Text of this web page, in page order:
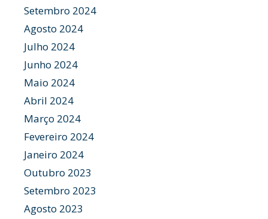
Setembro 2024
Agosto 2024
Julho 2024
Junho 2024
Maio 2024
Abril 2024
Março 2024
Fevereiro 2024
Janeiro 2024
Outubro 2023
Setembro 2023
Agosto 2023